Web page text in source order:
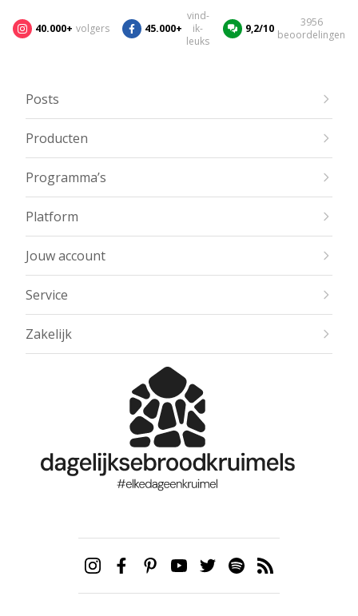
40.000+ volgers 45.000+
vind-
ik-
leuks
9,2/10
3956
beoordelingen
Posts
Producten
Programma’s
Platform
Jouw account
Service
Zakelijk